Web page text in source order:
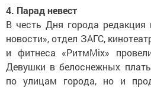
4. Парад невест
В честь Дня города редакция
новости», отдел ЗАГС,
и фитнеса «РитмMix»
Девушки в белоснежных
по улицам города, но и